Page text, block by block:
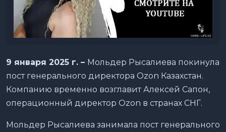
9 января 2025 г. – Мольдер Рысалиева покинула
пост генерального директора Ozon Казахстан.
Компанию временно возглавит Алексей Сапон,
операционный директор Ozon в странах СНГ.
Мольдер Рысалиева занимала пост генерального